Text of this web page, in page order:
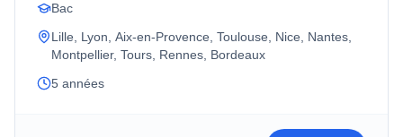
Bac
Lille, Lyon, Aix-en-Provence, Toulouse, Nice, Nantes,
Montpellier, Tours, Rennes, Bordeaux
5 années